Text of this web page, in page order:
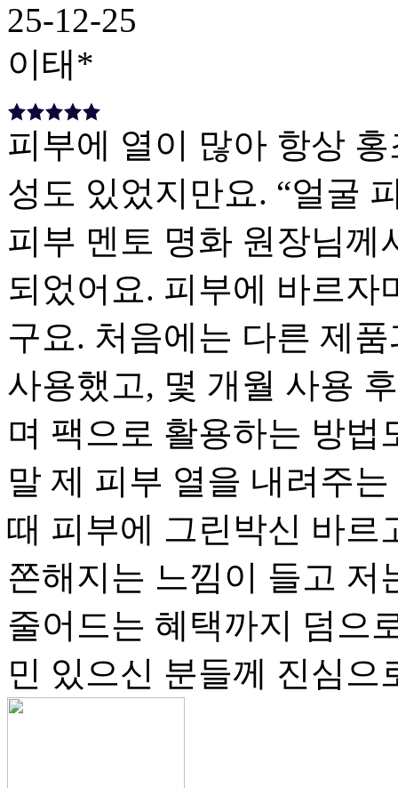
25-12-25
이태*
피부에 열이 많아 항상
성도 있었지만요. “얼굴
피부 멘토 명화 원장님께
되었어요. 피부에 바르자
구요. 처음에는 다른 제
사용했고, 몇 개월 사용
며 팩으로 활용하는 방법
말 제 피부 열을 내려주
때 피부에 그린박신 바르
쫀해지는 느낌이 들고 저
줄어드는 혜택까지 덤으
민 있으신 분들께 진심